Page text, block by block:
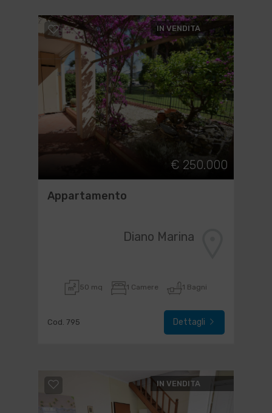
IN VENDITA
€ 250.000
Appartamento
Diano Marina
50 mq 1 Camere 1 Bagni
Cod. 795 Dettagli
IN VENDITA